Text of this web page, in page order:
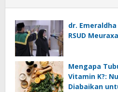
dr.
RSUD
Mengapa
Vitamin K?:
Diabaikan